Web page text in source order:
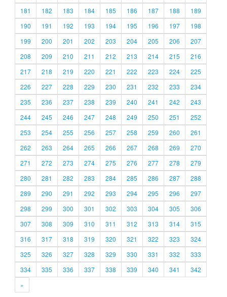
181
182 183 184 185 186 187 188
189
190
191 192 193 194 195 196 197
198
199
200 201 202 203 204 205 206
207
208
209 210 211 212 213 214 215
216
217
218 219 220 221 222 223 224
225
226
227 228 229 230 231 232 233
234
235
236 237 238 239 240 241 242
243
244
245 246 247 248 249 250 251
252
253
254 255 256 257 258 259 260
261
262
263 264 265 266 267 268 269
270
271
272 273 274 275 276 277 278
279
280
281 282 283 284 285 286 287
288
289
290 291 292 293 294 295 296
297
298
299 300 301 302 303 304 305
306
307
308 309 310 311 312 313 314
315
316
317 318 319 320 321 322 323
324
325
326 327 328 329 330 331 332
333
334
335 336 337 338 339 340 341
342
»